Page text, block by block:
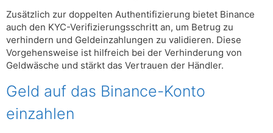
Zusätzlich zur doppelten Authentifizierung bietet Binance
auch den KYC-Verifizierungsschritt an, um Betrug zu
verhindern und Geldeinzahlungen zu validieren. Diese
Vorgehensweise ist hilfreich bei der Verhinderung von
Geldwäsche und stärkt das Vertrauen der Händler.
Geld auf das Binance-Konto
einzahlen